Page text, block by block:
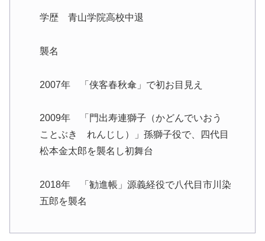
学歴 青山学院高校中退
襲名
2007年 「侠客春秋傘」で初お目見え
2009年 「門出寿連獅子（かどんでいおう
ことぶき れんじし）」孫獅子役で、四代目
松本金太郎を襲名し初舞台
2018年 「勧進帳」源義経役で八代目市川染
五郎を襲名